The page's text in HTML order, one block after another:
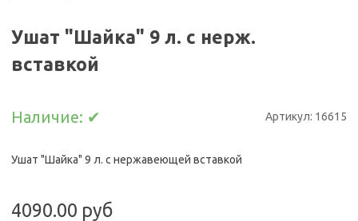
Ушат "Шайка" 9 л. с нерж.
вставкой
Наличие: ✔ Артикул: 16615
Ушат "Шайка" 9 л. с нержавеющей вставкой
4090.00 руб